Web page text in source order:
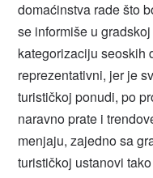
domaćinstva rade što
se informiše u
kategorizaciju seoskih
reprezentativni, jer je
turističkoj ponudi, po
naravno prate i
menjaju, zajedno sa
turističkoj ustanovi